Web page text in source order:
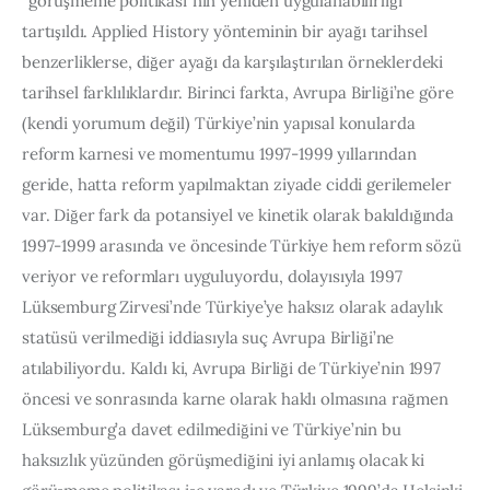
tartışıldı. Applied History yönteminin bir ayağı tarihsel
benzerliklerse, diğer ayağı da karşılaştırılan örneklerdeki
tarihsel farklılıklardır. Birinci farkta, Avrupa Birliği’ne göre
(kendi yorumum değil) Türkiye’nin yapısal konularda
reform karnesi ve momentumu 1997-1999 yıllarından
geride, hatta reform yapılmaktan ziyade ciddi gerilemeler
var. Diğer fark da potansiyel ve kinetik olarak bakıldığında
1997-1999 arasında ve öncesinde Türkiye hem reform sözü
veriyor ve reformları uyguluyordu, dolayısıyla 1997
Lüksemburg Zirvesi’nde Türkiye’ye haksız olarak adaylık
statüsü verilmediği iddiasıyla suç Avrupa Birliği’ne
atılabiliyordu. Kaldı ki, Avrupa Birliği de Türkiye’nin 1997
öncesi ve sonrasında karne olarak haklı olmasına rağmen
Lüksemburg’a davet edilmediğini ve Türkiye’nin bu
haksızlık yüzünden görüşmediğini iyi anlamış olacak ki